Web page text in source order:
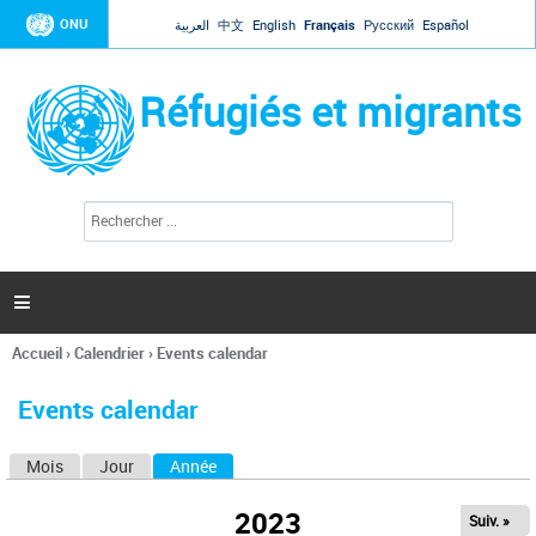
Jump to navigation
ONU العربية 中文 English Français Русский Español
Réfugiés et migrants
l
c
h
e

Vous
ici
Accueil›Calendrier› Events calendar
Events calendar
Mois Jour Année
2023 Suiv. »